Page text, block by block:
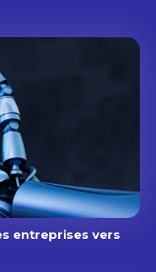
entreprises vers